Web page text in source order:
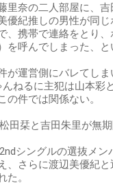
里奈の二人部屋に、
優紀推しの男性が同
、携帯で連絡をとり
を呼んでしまった、と
が運営側にバレてし
ねるに主犯は山本彩
の件では関係ない。
田栞と吉田朱里が無期
シングルの選抜メン
、さらに渡辺美優紀
た。